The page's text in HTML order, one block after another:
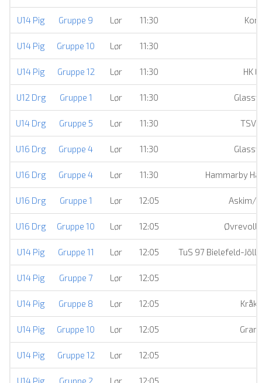
U14 Pig Gruppe 9 Lør 11:30
U14 Pig Gruppe 10 Lør 11:30
U14 Pig Gruppe 12 Lør 11:30 HK
U12 Drg Gruppe 1 Lør 11:30
U14 Drg Gruppe 5 Lør 11:30 TSV
U16 Drg Gruppe 4 Lør 11:30
U16 Drg Gruppe 4 Lør 11:30 Hammarby
U16 Drg Gruppe 1 Lør 12:05 Askim/
U16 Drg Gruppe 10 Lør 12:05 Øvrevoll
U14 Pig Gruppe 11 Lør 12:05 TuS 97 Bielefeld-
U14 Pig Gruppe 7 Lør 12:05
U14 Pig Gruppe 8 Lør 12:05
U14 Pig Gruppe 10 Lør 12:05
U14 Pig Gruppe 12 Lør 12:05
U14 Pig Gruppe 2 Lør 12:05